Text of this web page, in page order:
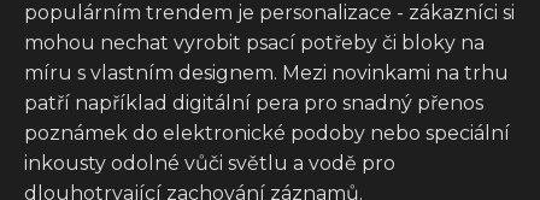
populárním trendem je personalizace - zákazníci si
mohou nechat vyrobit psací potřeby či bloky na
míru s vlastním designem. Mezi novinkami na trhu
patří například digitální pera pro snadný přenos
poznámek do elektronické podoby nebo speciální
inkousty odolné vůči světlu a vodě pro
dlouhotrvající zachování záznamů.